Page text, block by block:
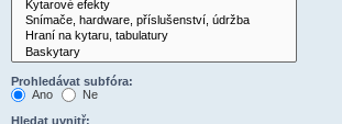
Prohledávat subfóra:
Ano
Ne
Hledat uvnitř: